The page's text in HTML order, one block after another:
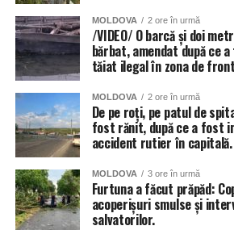
MOLDOVA 2 ore în urmă
/VIDEO/ O barcă și doi
bărbat, amendat după ce
tăiat ilegal în zona de
MOLDOVA 2 ore în urmă
De pe roți, pe patul de
fost rănit, după ce a fost
accident rutier în capitală.
MOLDOVA 3 ore în urmă
Furtuna a făcut prăpăd:
acoperișuri smulse și
salvatorilor.